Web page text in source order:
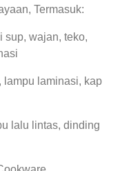
Termasuk:
sup, wajan, teko,
lampu laminasi, kap
lalu lintas, dinding